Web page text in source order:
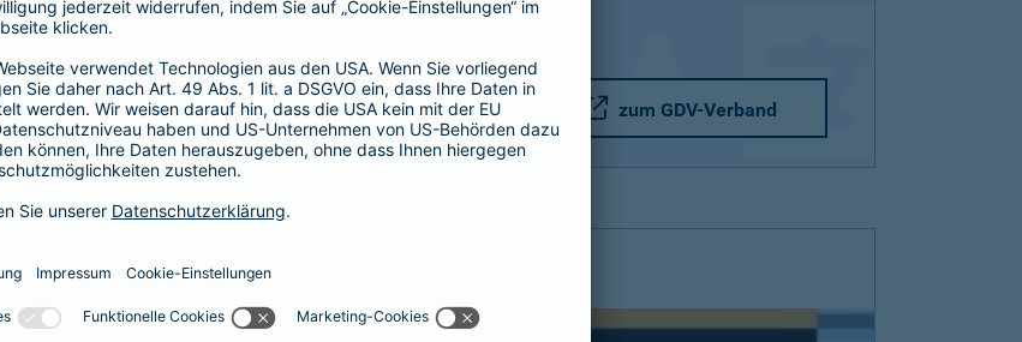
Der Gesamtverband der Deutschen
Leichter Sprache zu diversen Versicherungen
zum GDV-Verband